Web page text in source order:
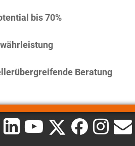
bis 70%
Beratung